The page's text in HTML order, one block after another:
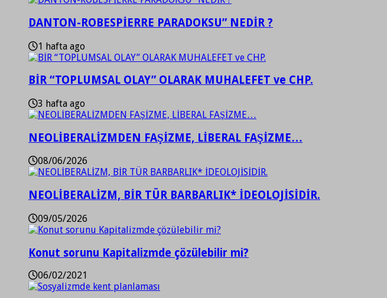
DANTON-ROBESPİERRE PARADOKSU” NEDİR ?
1 hafta ago
BİR “TOPLUMSAL OLAY” OLARAK MUHALEFET ve CHP.
3 hafta ago
NEOLİBERALİZMDEN FAŞİZME, LİBERAL FAŞİZME…
08/06/2026
NEOLİBERALİZM, BİR TÜR BARBARLIK* İDEOLOJİSİDİR.
09/05/2026
Konut sorunu Kapitalizmde çözülebilir mi?
06/02/2021